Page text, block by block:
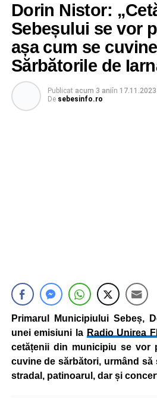
Dorin Nistor:
Sebeșului se vor
așa cum se
Sărbătorile de
Publicat acum 3 aniîn 17.11.2023
De sebesinfo.ro
Primarul Municipiului Sebeș,
unei emisiuni la Radio Unirea
cetățenii din municipiu se vor
cuvine de sărbători, urmând să
stradal, patinoarul, dar și